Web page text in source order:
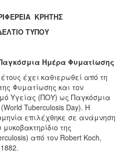
ΚΡΗΤΗΣ
ΤΥΠΟΥ
Ημέρα Φυματίωσης
έχει καθιερωθεί από τη
Φυματίωσης και τον
Υγείας (ΠΟΥ) ως Παγκόσμια
Tuberculosis Day). Η
επιλέχθηκε σε ανάμνηση
της
από τον Robert Koch,